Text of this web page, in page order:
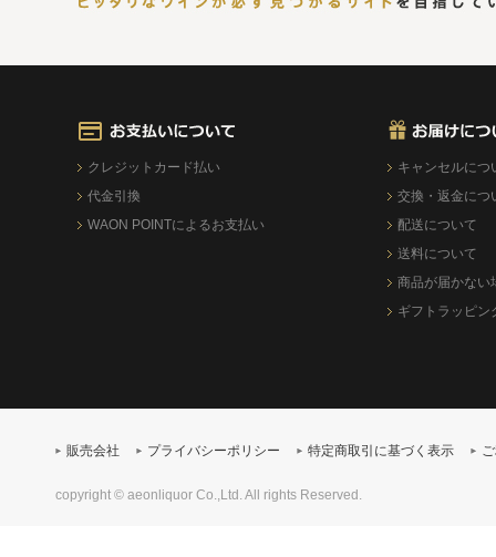
クレジットカード払い
代金引換
WAON POINTによるお支払い
キャンセルにつ
交換・返金につ
配送について
送料について
商品が届かない
ギフトラッピン
販売会社 プライバシーポリシー 特定商取引に基づく表示
copyright © aeonliquor Co.,Ltd. All rights Reserved.